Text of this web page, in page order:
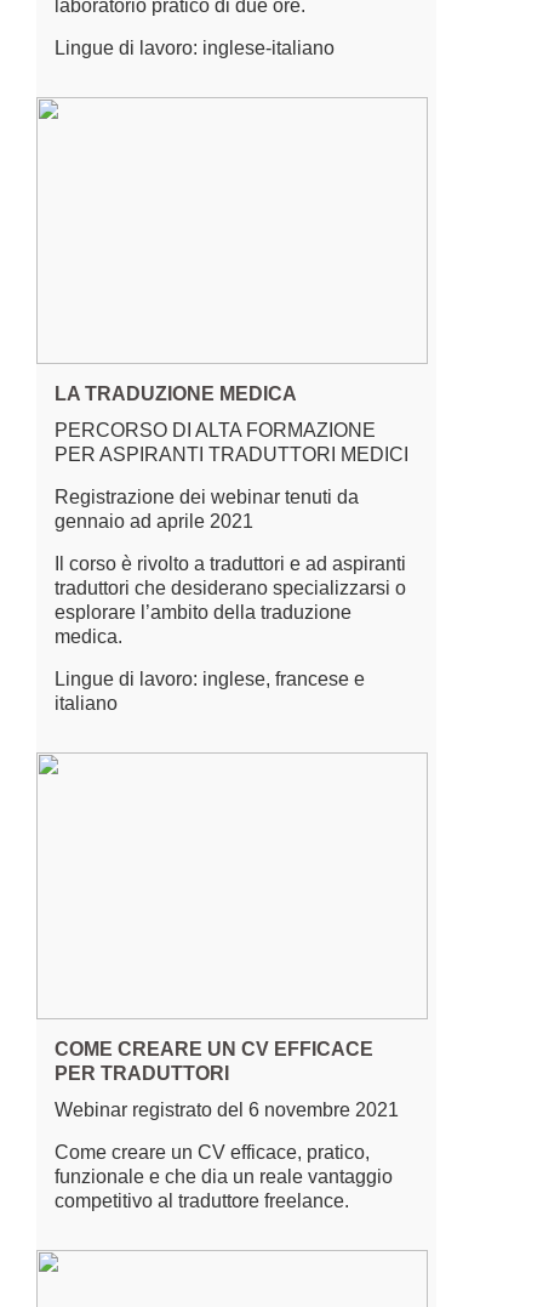
laboratorio pratico di due ore.
Lingue di lavoro: inglese-italiano
LA TRADUZIONE MEDICA
PERCORSO DI ALTA FORMAZIONE
PER ASPIRANTI TRADUTTORI MEDICI
Registrazione dei webinar tenuti da
gennaio ad aprile 2021
Il corso è rivolto a traduttori e ad aspiranti
traduttori che desiderano specializzarsi o
esplorare l’ambito della traduzione
medica.
Lingue di lavoro: inglese, francese e
italiano
COME CREARE UN CV EFFICACE
PER TRADUTTORI
Webinar registrato del 6 novembre 2021
Come creare un CV efficace, pratico,
funzionale e che dia un reale vantaggio
competitivo al traduttore freelance.